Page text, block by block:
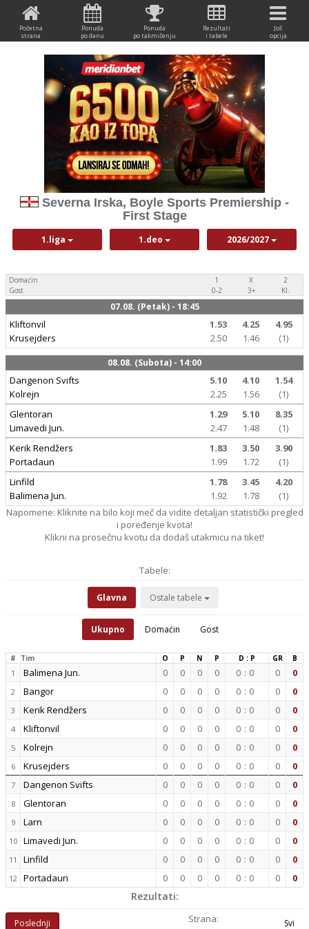
Početna
strana
Ponuda
po danu
Ponuda
po takmičenju
Rezultati
i tabele
Još
opcija
Severna Irska, Boyle Sports Premiership -
First Stage
1.liga 1.deo 2026/2027
Domaćin
Gost
1 X
2
0-2
3+ Kl.
07.08. (Petak) - 18:45
Kliftonvil
Krusejders
1.53 4.25
4.95
2.50
1.46 (1)
08.08. (Subota) - 14:00
Dangenon Svifts
Kolrejn
5.10 4.10
1.54
2.25
1.56
(1)
Glentoran
Limavedi Jun.
1.29 5.10
8.35
2.47
1.48
(1)
Kerik Rendžers
Portadaun
1.83 3.50
3.90
1.99
1.72
(1)
Linfild
Balimena Jun.
1.78 3.45
4.20
1.92
1.78
(1)
Napomene: Kliknite na bilo koji meč da vidite detaljan statistički pregled
i poređenje kvota!
Klikni na prosečnu kvotu da dodaš utakmicu na tiket!
Tabele:
Glavna Ostale tabele
Ukupno Domaćin Gost
# Tim O P N P D : P GR B
1 Balimena Jun. 0 0 0 0 0 : 0 0 0
2 Bangor 0 0 0 0 0 : 0 0 0
3 Kerik Rendžers 0 0 0 0 0 : 0 0 0
4 Kliftonvil 0 0 0 0 0 : 0 0 0
5 Kolrejn 0 0 0 0 0 : 0 0 0
6 Krusejders 0 0 0 0 0 : 0 0 0
7 Dangenon Svifts 0 0 0 0 0 : 0 0 0
8 Glentoran 0 0 0 0 0 : 0 0 0
9 Larn 0 0 0 0 0 : 0 0 0
10 Limavedi Jun. 0 0 0 0 0 : 0 0 0
11 Linfild 0 0 0 0 0 : 0 0 0
12 Portadaun 0 0 0 0 0 : 0 0 0
Rezultati:
Poslednji Strana: Svi